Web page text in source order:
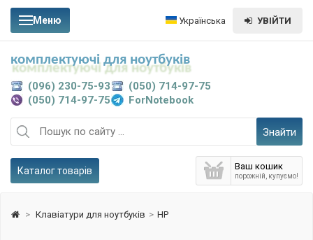
Меню Українська УВІЙТИ
Знайти
Ваш кошик
порожній, купуємо!
Каталог товарів
(096) 230-75-93
(050) 714-97-75
(050) 714-97-75
ForNotebook
комплектуючі для ноутбуків
> Клавіатури для ноутбуків > HP